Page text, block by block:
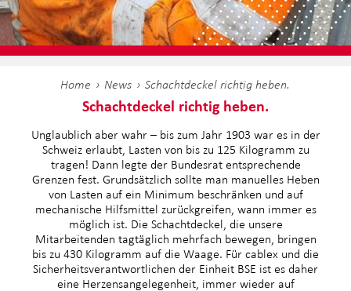
Home News Schachtdeckel richtig heben.
Schachtdeckel richtig heben.
Unglaublich aber wahr – bis zum Jahr 1903 war es in der
Schweiz erlaubt, Lasten von bis zu 125 Kilogramm zu
tragen! Dann legte der Bundesrat entsprechende
Grenzen fest. Grundsätzlich sollte man manuelles Heben
von Lasten auf ein Minimum beschränken und auf
mechanische Hilfsmittel zurückgreifen, wann immer es
möglich ist. Die Schachtdeckel, die unsere
Mitarbeitenden tagtäglich mehrfach bewegen, bringen
bis zu 430 Kilogramm auf die Waage. Für cablex und die
Sicherheitsverantwortlichen der Einheit BSE ist es daher
eine Herzensangelegenheit, immer wieder auf